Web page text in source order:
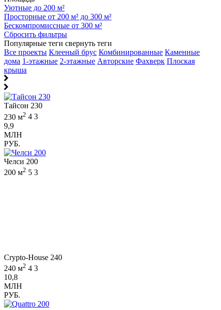
Уютные до 200 м²
Просторные от 200 м² до 300 м²
Бескомпромиссные от 300 м²
Сбросить фильтры
Популярные теги свернуть теги
Все проекты Клееный брус Комбинированные Каменные
дома 1-этажные 2-этажные Авторские Фахверк Плоская
крыша
Тайсон 230
230 м2 4 3
9,9
МЛН
РУБ.
Челси 200
200 м2 5 3
Crypto-House 240
240 м2 4 3
10,8
МЛН
РУБ.